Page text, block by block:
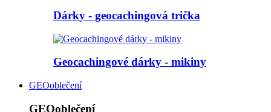
Dárky - geocachingová trička
Geocachingové dárky - mikiny
GEOoblečení
GEOoblečení